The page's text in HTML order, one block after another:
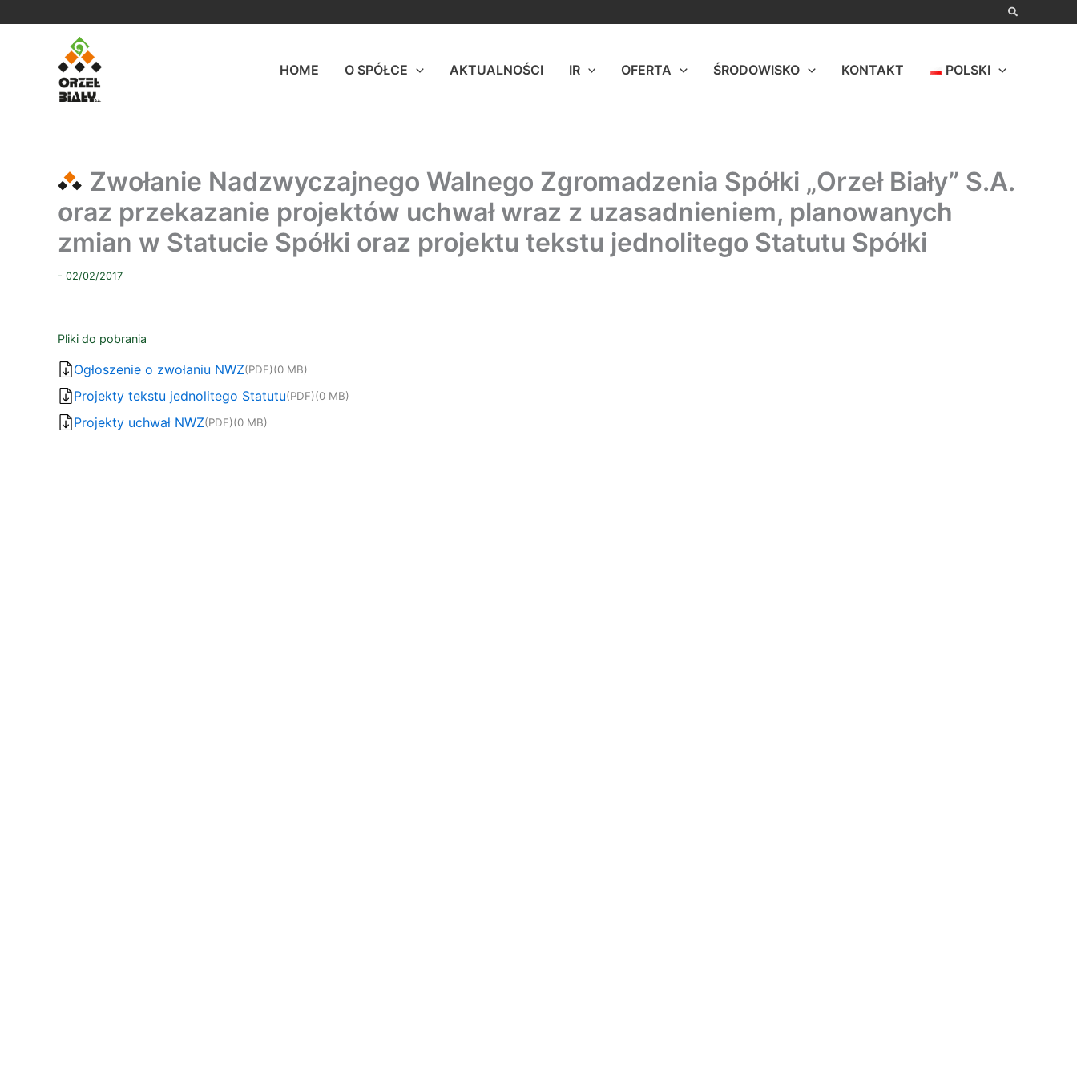
HOME
O SPÓŁCE AKTUALNOŚCI IR OFERTA ŚRODOWISKO KONTAKT POLSKI
Zwołanie Nadzwyczajnego Walnego Zgromadzenia Spółki „Orzeł Biały” S.A.
oraz przekazanie projektów uchwał wraz z uzasadnieniem, planowanych
zmian w Statucie Spółki oraz projektu tekstu jednolitego Statutu Spółki
- 02/02/2017
Pliki do pobrania
Ogłoszenie o zwołaniu NWZ(PDF)(0 MB)
Projekty tekstu jednolitego Statutu(PDF)(0 MB)
Projekty uchwał NWZ(PDF)(0 MB)